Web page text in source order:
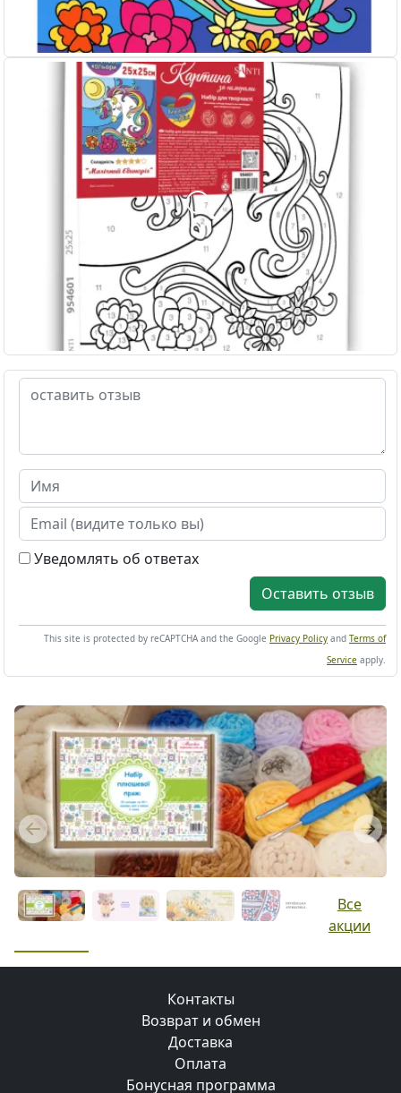
Уведомлять об ответах
Оставить отзыв
This site is protected by reCAPTCHA and the Google Privacy Policy and Terms of
Service apply.
Previous Next
Все
акции
Контакты
Возврат и обмен
Доставка
Оплата
Бонусная программа